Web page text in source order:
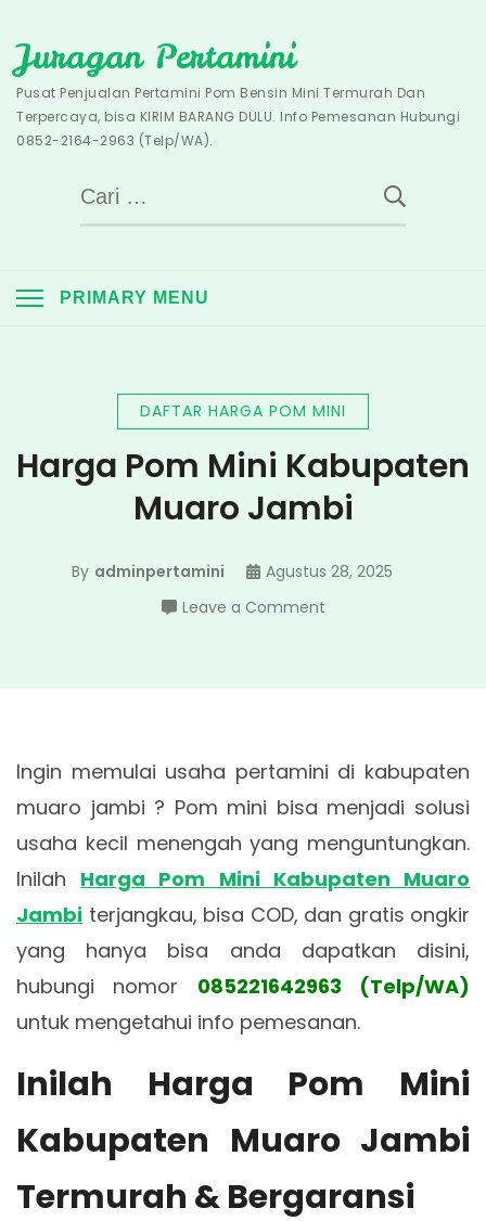
to
content
Juragan Pertamini
Pusat Penjualan Pertamini Pom Bensin Mini Termurah Dan
Terpercaya, bisa KIRIM BARANG DULU. Info Pemesanan Hubungi
0852-2164-2963 (Telp/WA).
Cari
untuk:
PRIMARY MENU
DAFTAR HARGA POM MINI
Harga Pom Mini Kabupaten
Muaro Jambi
By adminpertamini
Agustus 28, 2025
Leave a Commenton
Mini
Jambi
Ingin memulai usaha pertamini di kabupaten
muaro jambi ? Pom mini bisa menjadi solusi
usaha kecil menengah yang menguntungkan.
Inilah Harga Pom Mini Kabupaten Muaro
Jambi terjangkau, bisa COD, dan gratis ongkir
yang hanya bisa anda dapatkan disini,
hubungi nomor 085221642963 (Telp/WA)
untuk mengetahui info pemesanan.
Inilah Harga Pom Mini
Kabupaten Muaro Jambi
Termurah & Bergaransi